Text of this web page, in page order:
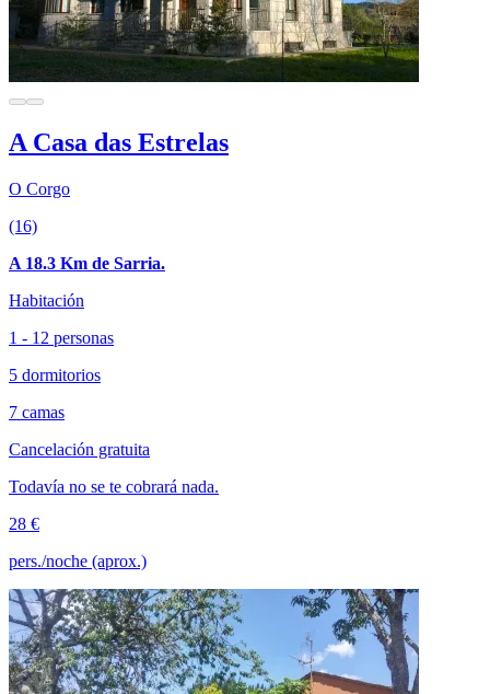
A Casa das Estrelas
O Corgo
(16)
A 18.3 Km de Sarria.
Habitación
1 - 12 personas
5 dormitorios
7 camas
Cancelación gratuita
Todavía no se te cobrará nada.
28 €
pers./noche (aprox.)